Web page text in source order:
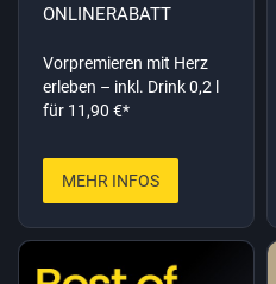
ONLINERABATT
Vorpremieren mit Herz
erleben – inkl. Drink 0,2 l
für 11,90 €*
MEHR INFOS